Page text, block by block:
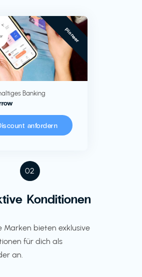
02
Konditionen
Marken bieten exklusive
für dich als
an.
Pioneer
Banking
anfordern